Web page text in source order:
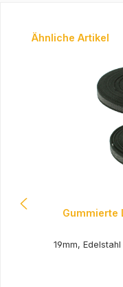
Produktgalerie
Ähnliche Artikel
Gummierte
19mm,